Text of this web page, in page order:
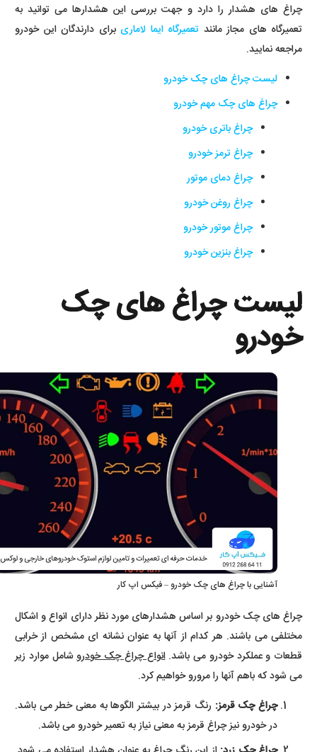
چراغ های هشدار را دارد و جهت بررسی این هشدارها می توانید به
تعمیرگاه های مجاز مانند تعمیرگاه ایما لاماری برای دارندگان این خودرو
مراجعه نمایید.
لیست چراغ های چک خودرو
چراغ های چک مهم خودرو
چراغ باتری خودرو
چراغ ترمز خودرو
چراغ دمای موتور
چراغ روغن خودرو
چراغ موتور خودرو
چراغ بنزین خودرو
لیست چراغ های چک
خودرو
آشنایی با چراغ های چک خودرو – فیکس اپ کار
چراغ های چک خودرو بر اساس هشدارهای مورد نظر دارای انواع و اشکال
مختلفی می باشند. هر کدام از آنها به عنوان نشانه ای مشخص از خرابی
قطعات و عملکرد خودرو می باشد.انواع چراغ چک خودروشامل موارد زیر
می شود که باهم آنها را مرورو خواهیم کرد.
چراغ چک قرمز: رنگ قرمز در بیشتر الگوها به معنی خطر می باشد.
در خودرو نیز چراغ قرمز به معنی نیاز به تعمیر خودرو می باشد.